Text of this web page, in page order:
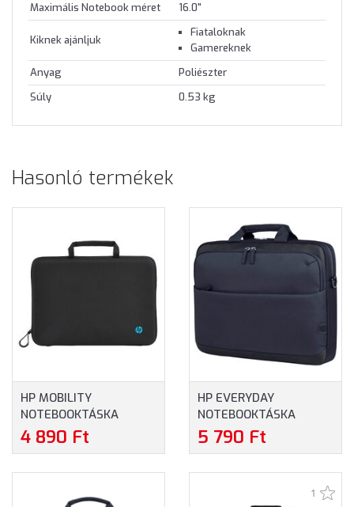
Maximális Notebook méret
16.0"
Kiknek ajánljuk
Fiataloknak
Gamereknek
Anyag
Poliészter
Súly
0.53 kg
Hasonló termékek
HP MOBILITY
NOTEBOOKTÁSKA
(4U9G9AA) - MAXIMUM
14.0" MÉRETŰ
4 890 Ft
HP EVERYDAY
NOTEBOOKTÁSKA
(A08KGAA) - MAXIMUM
14" MÉRETŰ
5 790 Ft
1